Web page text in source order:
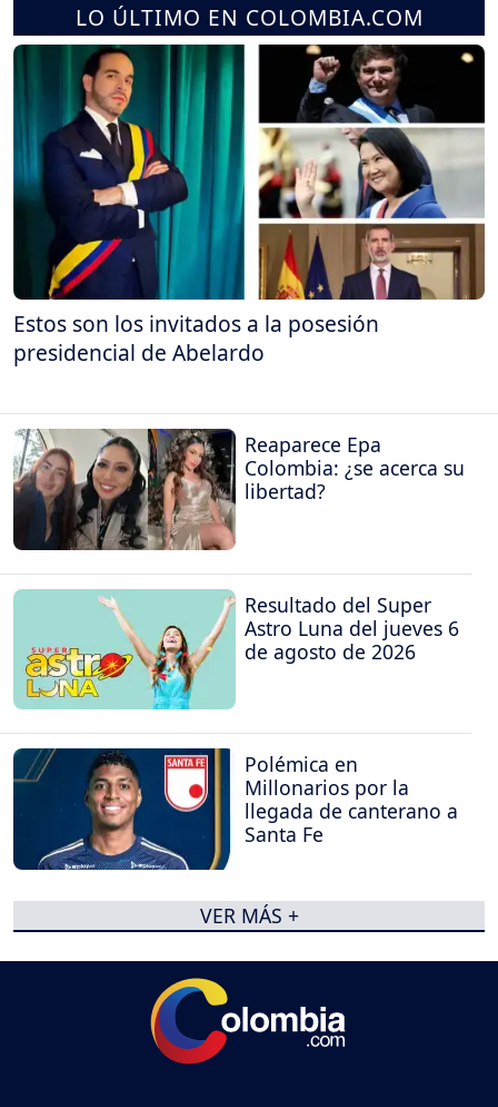
LO ÚLTIMO EN COLOMBIA.COM
Estos son los invitados a la posesión
presidencial de Abelardo
Reaparece Epa
Colombia: ¿se acerca su
libertad?
Resultado del Super
Astro Luna del jueves 6
de agosto de 2026
Polémica en
Millonarios por la
llegada de canterano a
Santa Fe
VER MÁS +